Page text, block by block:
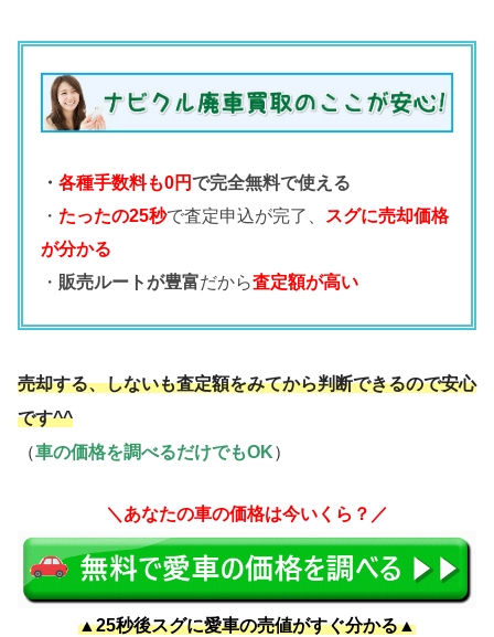
・各種手数料も0円で完全無料で使える
・ たったの25秒で査定申込が完了、 スグに売却価格
が分かる
・ 販売ルートが豊富だから査定額が高い
売却する、しないも査定額をみてから判断できるので安心
です^^
（車の価格を調べるだけでもOK）
＼あなたの車の価格は今いくら？／
▲25秒後スグに愛車の売値がすぐ分かる▲